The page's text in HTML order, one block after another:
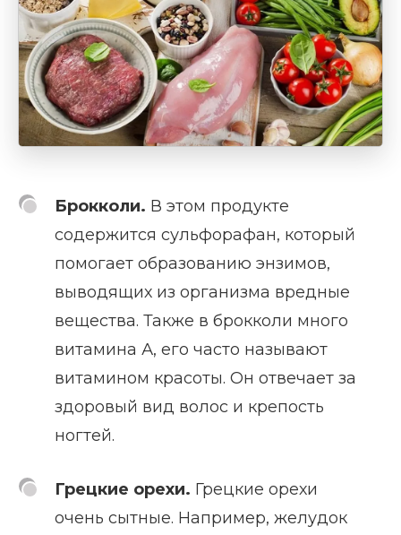
Брокколи. В этом продукте
содержится сульфорафан, который
помогает образованию энзимов,
выводящих из организма вредные
вещества. Также в брокколи много
витамина А, его часто называют
витамином красоты. Он отвечает за
здоровый вид волос и крепость
ногтей.
Грецкие орехи. Грецкие орехи
очень сытные. Например, желудок